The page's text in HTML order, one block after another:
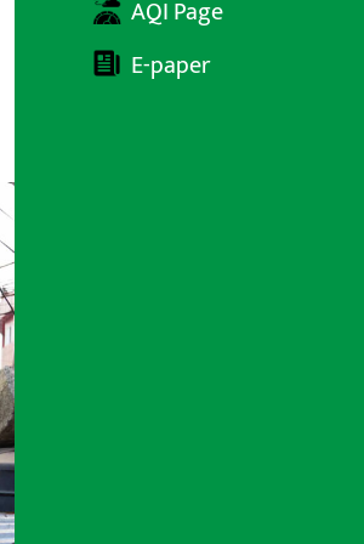
AQI Page
E-paper